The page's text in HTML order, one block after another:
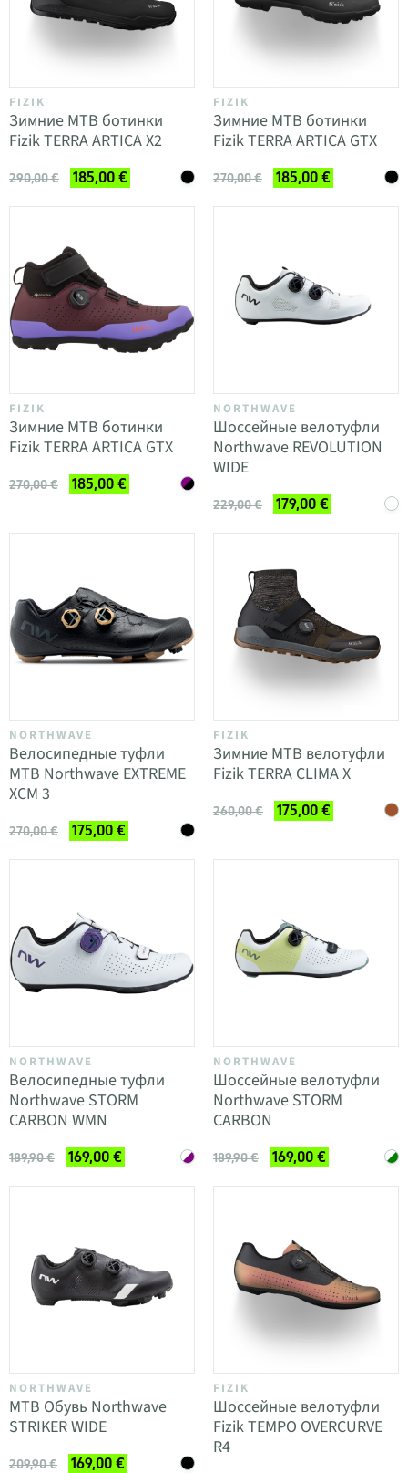
FIZIK
Зимние MTB ботинки
Fizik TERRA ARTICA X2
290,00 € 185,00 €
FIZIK
Зимние MTB ботинки
Fizik TERRA ARTICA GTX
270,00 € 185,00 €
FIZIK
Зимние MTB ботинки
Fizik TERRA ARTICA GTX
270,00 € 185,00 €
NORTHWAVE
Шоссейные велотуфли
Northwave REVOLUTION
WIDE
229,00 € 179,00 €
NORTHWAVE
Велосипедные туфли
MTB Northwave EXTREME
XCM 3
270,00 € 175,00 €
FIZIK
Зимние MTB велотуфли
Fizik TERRA CLIMA X
260,00 € 175,00 €
NORTHWAVE
Велосипедные туфли
Northwave STORM
CARBON WMN
189,90 € 169,00 €
NORTHWAVE
Шоссейные велотуфли
Northwave STORM
CARBON
189,90 € 169,00 €
NORTHWAVE
MTB Обувь Northwave
STRIKER WIDE
209,90 € 169,00 €
FIZIK
Шоссейные велотуфли
Fizik TEMPO OVERCURVE
R4